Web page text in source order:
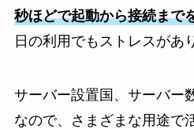
秒ほどで起動から接続まで
日の利用でもストレスがあ
サーバー設置国、サーバー
なので、さまざまな用途で